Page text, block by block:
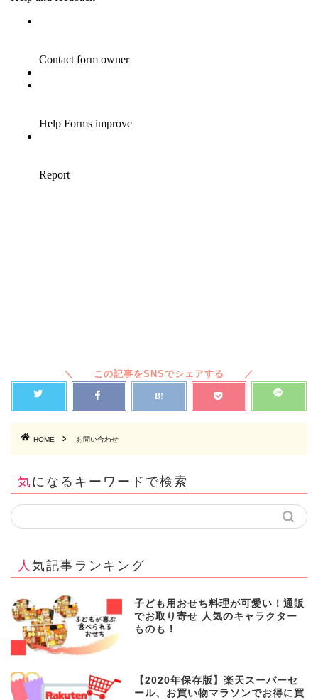
HOME お問い合わせ
気になるキーワードで検索
人気記事ランキング
子ども用おせち料理が可愛い！通販
でお取り寄せ 人気のキャラクター
ものも！
【2020年保存版】楽天スーパーセ
ール、お買い物マラソンでお得に買